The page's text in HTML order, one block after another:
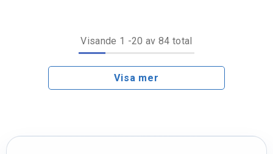
Visande 1 -20 av 84 total
Visa mer